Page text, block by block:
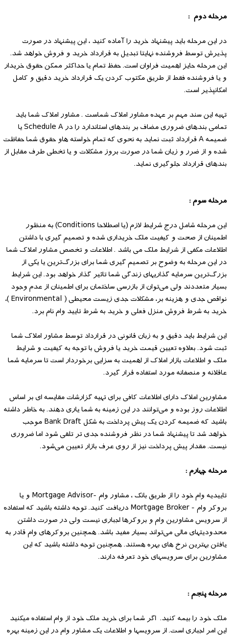
مرحله دوم :
در این مرحله باید پیشنهاد خرید را آماده کنید ، این پیشنهاد در صورت
پذیرش توسط فروشنده نهایتا تبدیل به قرارداد خرید و‌ فروش خواهد شد.
این مرحله حایز ‌اهمیت فراوان ‌است. حفظ تمام یا حداکثر ممکن حقوق خریدار
‌و یا فروشنده فقط ‌از‌ طریق‌ مکتوب کردن یک‌ قرارداد خرید دقیق و کامل
امکانپذیر است.
تهیه این سند مهم بر عهده مشاور املاک شماست . مشاور املاک شما باید
تمامی بندهای ضروری مضاف بر بندهای استاندارد را در Schedule A یا
ضمیمه A قرارداد ثبت نماید به نحوی که تمام خواسته هاو حقوق شما حفاظت
شده و از ضرر و زیان شما در صورت بروز مشکلات و یا تخطی طرف مقابل از
بندهای قرارداد جلوگیری نماید.
مرحله سوم :
این مرحله شامل درج شرایط لازم (یا اصطلاحا Conditions) به منظور
اطمینان از صحت و کیفیت ملک خریداری شده و تصمیم گیری با داشتن
اطلاعات مکفی از شرایط ملک می باشد . اطلاعات و تخصص مشاور املاک شما
در این مرحله به وضوح بر تصمیم گیری شما برای بزرگ‌ترین یا یکی از
بزرگ‌ترین سرمایه گذاریهای زندگی شما تاثیر گذار خواهد بود. این شرایط
بسیار متعددند ولی می‌توان از بازرسی ساختمان برای اطمینان از عدم وجود
نواقص جدی و هزینه بر، مشکلات جدی زیست محیطی ( Environmental )،
خرید به شرط فروش منزل فعلی و خرید به شرط تایید وام نام برد.
این شرایط باید دقیق و به زبان قانونی در قرارداد توسط مشاور املاک شما
ثبت شود. بعلاوه تعیین قیمت خرید یا فروش با توجه به کیفیت و شرایط
ملک و اطلاعات بازار املاک از اهمیت به سزایی برخوردار است تا سرمایه شما
عاقلانه و منصفانه مورد استفاده قرار گیرد.
مشاورین املاک دارای اطلاعات کافی برای تهیه گزارشات مقایسه ای بر اساس
اطلاعات روز بوده و می‌توانند در این زمینه به شما یاری دهند. به خاطر داشته
باشید که ضمیمه کردن یک پیش پرداخت به شکل Bank Draft موجب
خواهد شد تا پیشنهاد شما در نظر فروشنده جدی تر تلقی شود اما ضروری
نیست. مقدار پیش پرداخت نیز از روی عرف بازار تعیین می‌شود.
مرحله چهارم :
تاییدیه وام خود را از طریق بانک ، مشاور وام -Mortgage Advisor و یا
بروکر وام - Mortgage Broker دریافت کنید. توجه داشته باشید که استفاده
‌از سرویس ‌مشاورین‌ وام و بروکرها اجباری نیست ولی ‌در‌ صورت‌‌ داشتن
محدودیتهای مالی می‌تواند بسیار‌ مفید‌ باشد. همچنین‌ بروکرهای وام قادر‌ به
یافتن بهترین‌ نرخ‌ های بهره‌‌ هستند‌‌. همچنین توجه داشته باشید که این
مشاورین برای سرویسهای ‌خود تعرفه دارند.
مرحله پنجم :
ملک خود را بیمه کنید. اگر شما برای خرید ملک خود از وام استفاده میکنید
این امر اجباری است. از سرویسها و اطلاعات یک مشاور وام در این زمینه بهره